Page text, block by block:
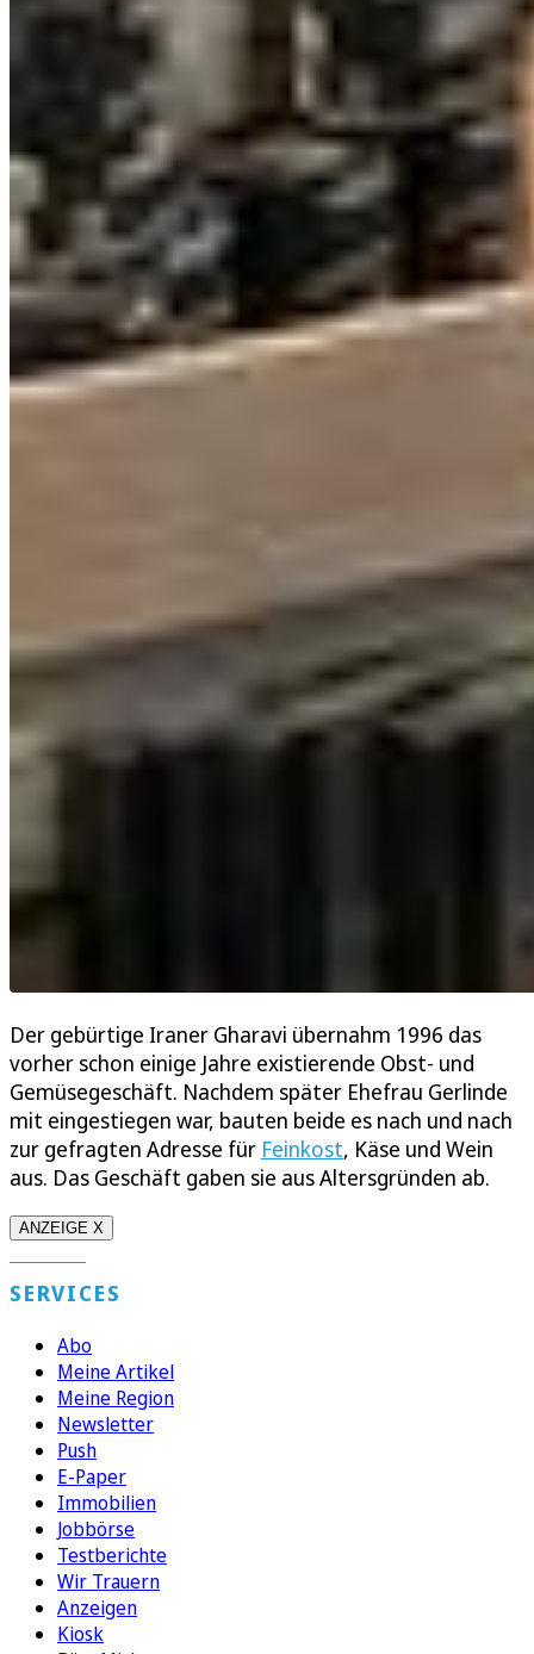
Der gebürtige Iraner Gharavi übernahm 1996 das
vorher schon einige Jahre existierende Obst- und
Gemüsegeschäft. Nachdem später Ehefrau Gerlinde
mit eingestiegen war, bauten beide es nach und nach
zur gefragten Adresse für Feinkost, Käse und Wein
aus. Das Geschäft gaben sie aus Altersgründen ab.
ANZEIGE X
SERVICES
Abo
Meine Artikel
Meine Region
Newsletter
Push
E-Paper
Immobilien
Jobbörse
Testberichte
Wir Trauern
Anzeigen
Kiosk